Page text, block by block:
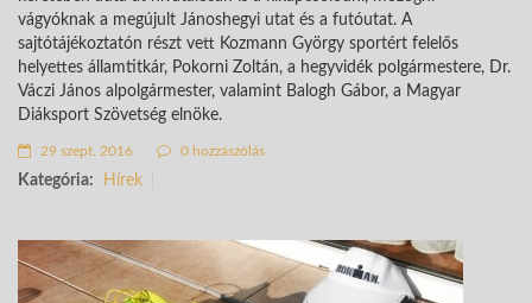
vágyóknak a megújult Jánoshegyi utat és a futóutat. A
sajtótájékoztatón részt vett Kozmann György sportért felelős
helyettes államtitkár, Pokorni Zoltán, a hegyvidék polgármestere, Dr.
Váczi János alpolgármester, valamint Balogh Gábor, a Magyar
Diáksport Szövetség elnöke.
29 szept. 2016 0 hozzászólás
Kategória: Hírek